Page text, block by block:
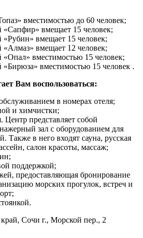
вместимостью до 60 человек;
«Сапфир» вмещает 15 человек;
«Рубин» вмещает 15 человек;
«Алмаз» вмещает 12 человек;
«Опал» вместимостью 15 человек;
«Бирюза» вместимостью 15 человек .
Вам воспользоваться:
в номерах отеля;
и химчистки;
Центр представляет собой
зал с оборудованием для
Также в него входят сауна, русская
салон красоты, массаж;
поддержкой;
предоставляющая бронирование
морских прогулок, встреч и
Сочи г., Морской пер., 2